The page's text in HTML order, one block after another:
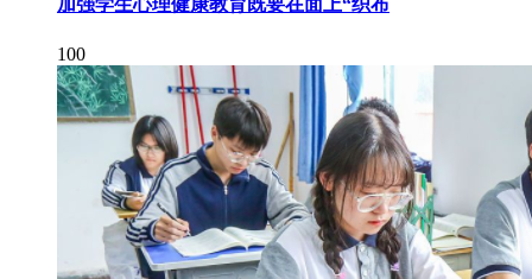
加强学生心理健康教育既要在面上“织布
100